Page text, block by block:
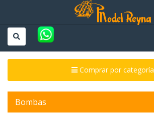
Comprar por categoría
Bombas